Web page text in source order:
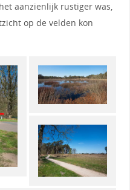
aanzienlijk rustiger was,
op de velden kon